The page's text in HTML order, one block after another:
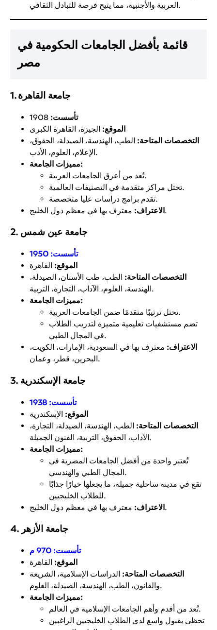
العربية والأجنبية، مما يتيح فرصة للتبادل الثقافي.
قائمة بأفضل الجامعات الحكومية في
مصر
1. جامعة القاهرة
تأسست:
الموقع: الجيزة، القاهرة الكبرى
التخصصات المتاحة: الطب، الهندسة، الصيدلة، الحقوق،
الإعلام، العلوم، الأدب.
مميزات الجامعة:
تُعد من أعرق الجامعات العربية.
تحتل مراكز متقدمة في التصنيفات العالمية.
تقدم برامج دراسات عليا متخصصة.
الاعتراف:معترف بها في معظم دول الخليج.
2. جامعة عين شمس
تأسست:
الموقع: القاهرة
التخصصات المتاحة: الطب، طب الأسنان، الصيدلة،
الهندسة، العلوم، الآداب، التجارة، التربية.
مميزات الجامعة:
تحتل ترتيبًا متقدمًا ضمن الجامعات العربية.
تضم مستشفيات تعليمية متميزة لتدريب الطلاب
في المجال الطبي.
الاعتراف: معترف بها في السعودية، الإمارات، الكويت،
البحرين، قطر، وعمان.
3. جامعة الإسكندرية
تأسست:
الموقع: الإسكندرية
التخصصات المتاحة: الطب، الهندسة، الصيدلة، التجارة،
الآداب، الحقوق، التربية، الفنون الجميلة.
مميزات الجامعة:
تُعتبر واحدة من أفضل الجامعات المصرية في
المجال الطبي والهندسي.
تقع في مدينة ساحلية جميلة، ما يجعلها خيارًا جذابًا
للطلاب الخليجيين.
الاعتراف:معترف بها في معظم دول الخليج.
4. جامعة الأزهر
تأسست:
الموقع: القاهرة
التخصصات المتاحة: الدراسات الإسلامية، الشريعة
والقانون، الطب، الهندسة، الصيدلة، العلوم.
مميزات الجامعة:
تُعد من أقدم وأهم الجامعات الإسلامية في العالم.
تحظى بقبول واسع لدى الطلاب الخليجيين الراغبين